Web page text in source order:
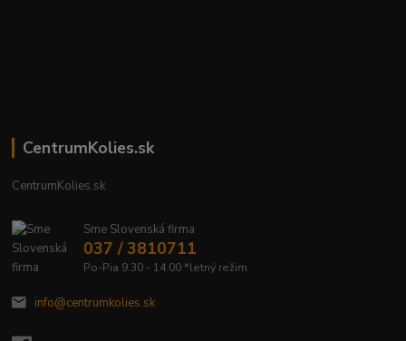
CentrumKolies.sk
CentrumKolies.sk
Sme Slovenská firma
037 / 3810711
Po-Pia 9.30 - 14.00 *letný režim
info@centrumkolies.sk